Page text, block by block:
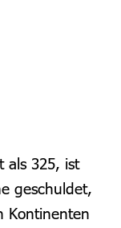
als 325, ist
geschuldet,
Kontinenten